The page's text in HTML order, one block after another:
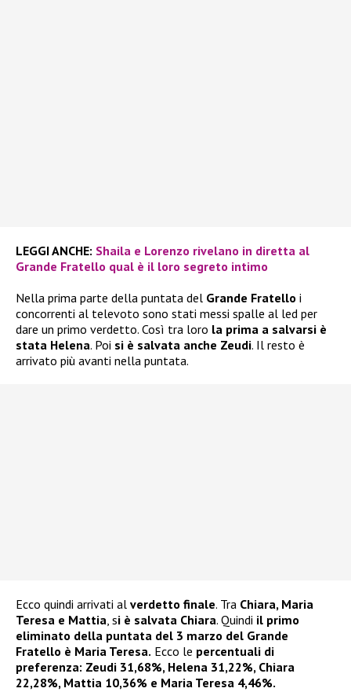
LEGGI ANCHE: Shaila e Lorenzo rivelano in diretta al
Grande Fratello qual è il loro segreto intimo
Nella prima parte della puntata del Grande Fratello i
concorrenti al televoto sono stati messi spalle al led per
dare un primo verdetto. Così tra loro la prima a salvarsi è
stata Helena. Poi si è salvata anche Zeudi. Il resto è
arrivato più avanti nella puntata.
Ecco quindi arrivati al verdetto finale. Tra Chiara, Maria
Teresa e Mattia, si è salvata Chiara. Quindi il primo
eliminato della puntata del 3 marzo del Grande
Fratello è Maria Teresa. Ecco le percentuali di
preferenza: Zeudi 31,68%, Helena 31,22%, Chiara
22,28%, Mattia 10,36% e Maria Teresa 4,46%.